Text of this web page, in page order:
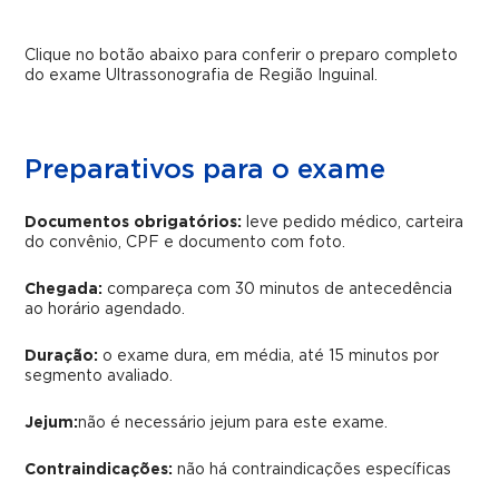
Clique no botão abaixo para conferir o preparo completo
do exame Ultrassonografia de Região Inguinal.
Preparativos para o exame
Documentos obrigatórios:
leve pedido médico, carteira
do convênio, CPF e documento com foto.
Chegada: compareça com 30 minutos de antecedência
ao horário agendado.
Duração: o exame dura, em média, até 15 minutos por
segmento avaliado.
Jejum:não é necessário jejum para este exame.
Contraindicações: não há contraindicações específicas